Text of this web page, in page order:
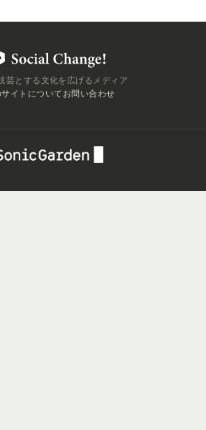
芸とする文化を広げるメディア
サイトについて お問い合わせ